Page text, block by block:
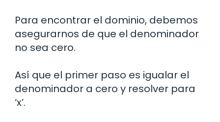
Para encontrar el dominio, debemos
asegurarnos de que el denominador
no sea cero.
Así que el primer paso es igualar el
denominador a cero y resolver para
‘x’.